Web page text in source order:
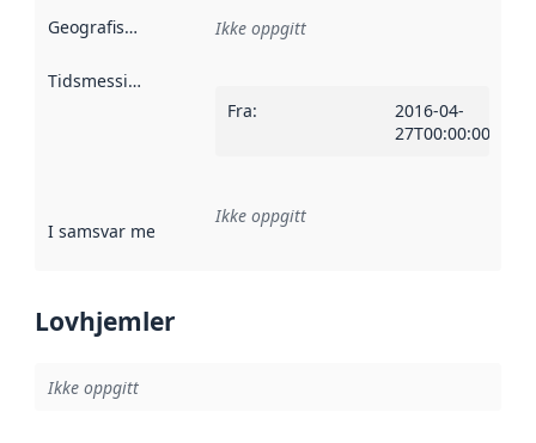
Geografisk avgrensning :
Ikke oppgitt
Tidsmessig avgrensning
Fra:
2016-04-
27T00:00:00Z
I samsvar med Referanse til en implementasjonsregel
Ikke oppgitt
Lovhjemler
Ikke oppgitt